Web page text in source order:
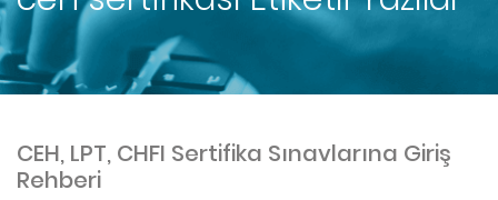
CEH, LPT, CHFI Sertifika Sınavlarına Giriş
Rehberi